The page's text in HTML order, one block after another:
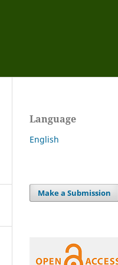
Language
English
Make a Submission